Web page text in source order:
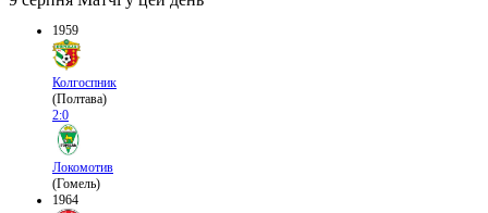
1959
Колгоспник
(Полтава)
2:0
Локомотив
(Гомель)
1964